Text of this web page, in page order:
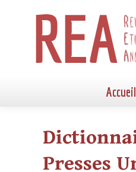
Accueil
Presses